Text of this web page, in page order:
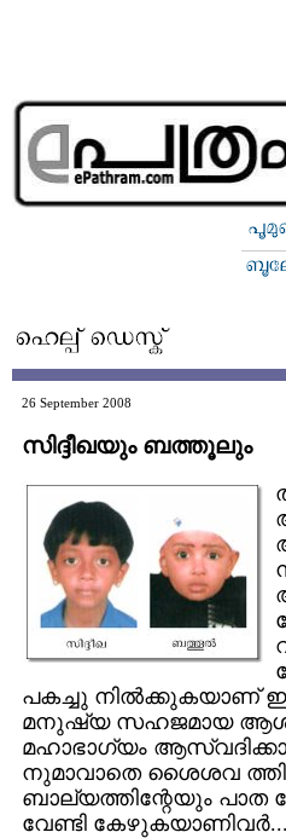
26 September 2008
സിദ്ദീഖയും ബത്തൂലും
പകച്ചു
മനുഷ്യ സഹജമായ
മഹാഭാഗ്യം
നുമാവാതെ ശൈശവ
ബാല്യത്തിന്റേയും പാത
വേണ്ടി കേഴുകയാണിവര്‍...